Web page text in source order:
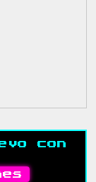
con